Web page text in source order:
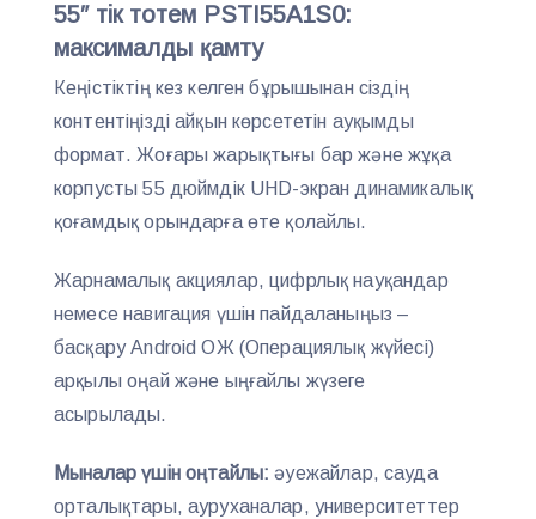
55″ тік тотем PSTI55A1S0:
максималды қамту
Кеңістіктің кез келген бұрышынан сіздің
контентіңізді айқын көрсететін ауқымды
формат. Жоғары жарықтығы бар және жұқа
корпусты 55 дюймдік UHD-экран динамикалық
қоғамдық орындарға өте қолайлы.
Жарнамалық акциялар, цифрлық науқандар
немесе навигация үшін пайдаланыңыз –
басқару Android ОЖ (Операциялық жүйесі)
арқылы оңай және ыңғайлы жүзеге
асырылады.
Мыналар үшін оңтайлы:әуежайлар, сауда
орталықтары, ауруханалар, университеттер